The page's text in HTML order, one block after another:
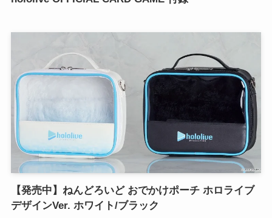
【発売中】ねんどろいど おでかけポーチ ホロライブ
デザインVer. ホワイト/ブラック